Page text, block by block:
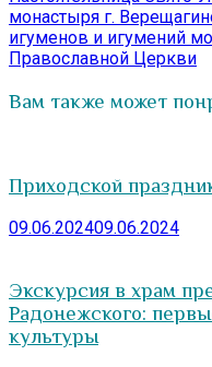
монастыря г.
игуменов и игумений
Православной Церкви
Вам также может
Приходской
09.06.202409.06.2024
Экскурсия в храм
Радонежского:
культуры